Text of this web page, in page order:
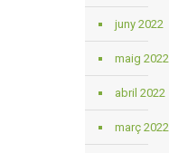
juny 2022
maig 2022
abril 2022
març 2022